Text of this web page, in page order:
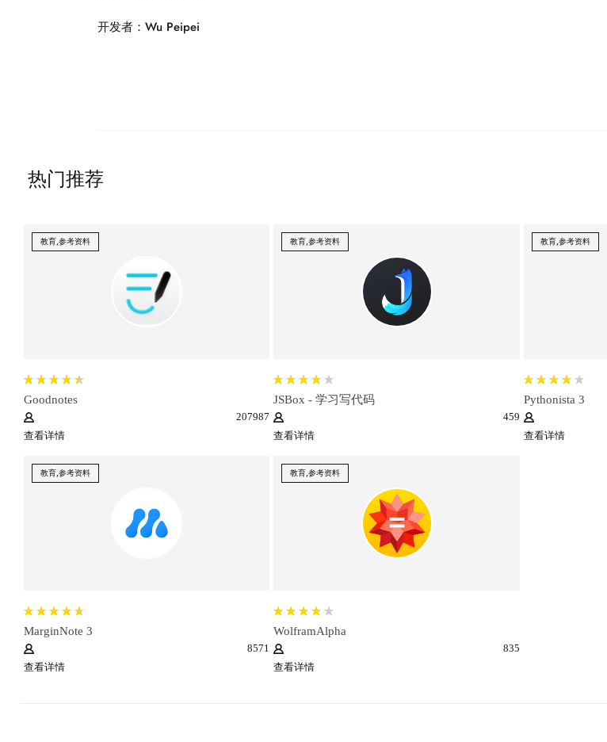
开发者：Wu Peipei
热门推荐
教育,参考资料
Goodnotes
207987
查看详情
教育,参考资料
JSBox - 学习写代码
459
查看详情
教育,参考资料
Pythonista 3
查看详情
教育,参考资料
MarginNote 3
8571
查看详情
教育,参考资料
WolframAlpha
835
查看详情